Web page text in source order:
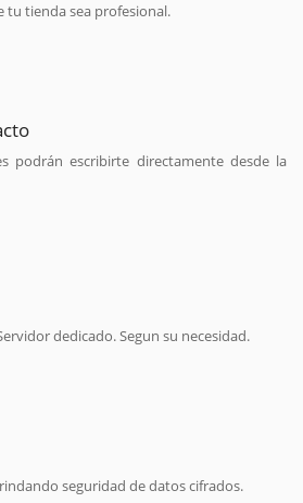
tu tienda sea profesional.
podrán escribirte directamente desde la
dedicado. Segun su necesidad.
seguridad de datos cifrados.